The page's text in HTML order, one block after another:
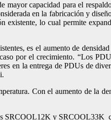
mayor capacidad para el
en la fabricación y
lo cual permite
es el aumento de
por el crecimiento. “Los
en la entrega de PDUs de
Con el aumento de la
SRCOOL12K y SRCOOL33K